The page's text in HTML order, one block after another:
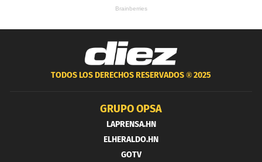
TODOS LOS DERECHOS RESERVADOS ®2025
GRUPO OPSA
LAPRENSA.HN
ELHERALDO.HN
GOTV